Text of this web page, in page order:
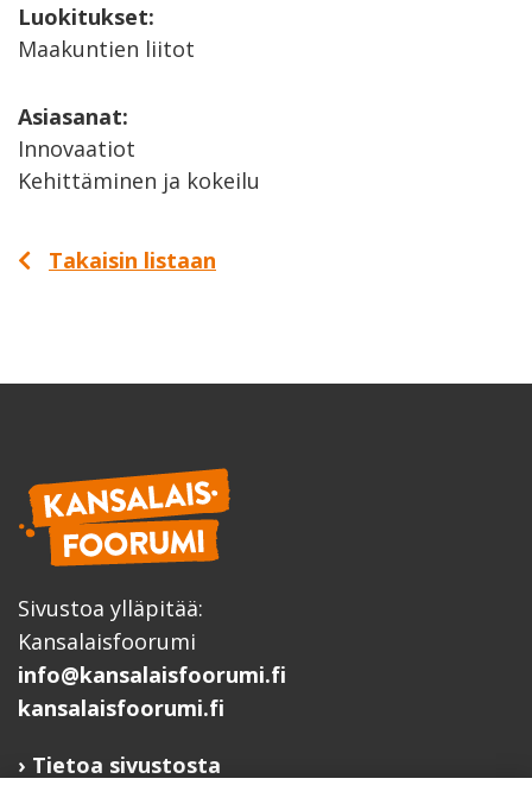
Luokitukset:
Maakuntien liitot
Asiasanat:
Innovaatiot
Kehittäminen ja kokeilu
Takaisin listaan
Sivustoa ylläpitää:
Kansalaisfoorumi
info@kansalaisfoorumi.fi
kansalaisfoorumi.fi
Tietoa sivustosta